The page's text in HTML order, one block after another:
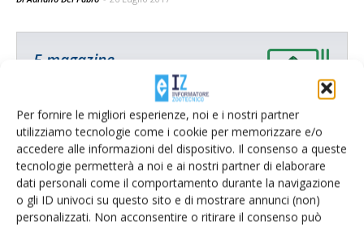
Per fornire le migliori esperienze, noi e i nostri partner
utilizziamo tecnologie come i cookie per memorizzare e/o
accedere alle informazioni del dispositivo. Il consenso a queste
tecnologie permetterà a noi e ai nostri partner di elaborare
dati personali come il comportamento durante la navigazione
o gli ID univoci su questo sito e di mostrare annunci (non)
personalizzati. Non acconsentire o ritirare il consenso può
E-magazine
Tecniche, prodotti e servizi dalle aziende